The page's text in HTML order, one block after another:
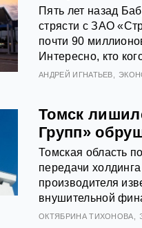
Пять лет назад
стрясти с ЗАО
почти 90
Интересно, кто
АНДРЕЙ ИГНАТЬЕВ
Томск
Групп»
Томская область
передачи
производителя
внушительной
ОКТЯБРИНА ТИХОНОВА